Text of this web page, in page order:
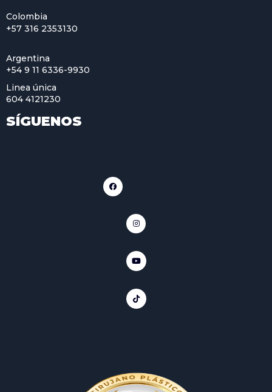
Colombia
+57 316 2353130
Argentina
+54 9 11 6336-9930
Linea única
604 4121230
SÍGUENOS